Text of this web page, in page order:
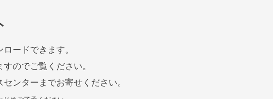
ードできます。
のでご覧ください。
ンターまでお寄せください。